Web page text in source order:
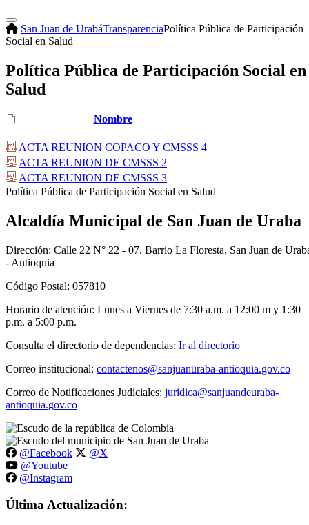
San Juan de UrabáTransparenciaPolítica Pública de Participación
Social en Salud
Política Pública de Participación Social en
Salud
Nombre
ACTA REUNION COPACO Y CMSSS 4
ACTA REUNION DE CMSSS 2
ACTA REUNION DE CMSSS 3
​Política Pública de Participación Social en Salud
Alcaldía Municipal de San Juan de Uraba
Dirección: Calle 22 N° 22 - 07, Barrio La Floresta, San Juan de
- Antioquia
Código Postal: 057810
Horario de atención: Lunes a Viernes de 7:30 a.m. a 12:00 m y 1:30
p.m. a 5:00 p.m.
Consulta el directorio de dependencias: Ir al directorio
Correo institucional: contactenos@sanjuanuraba-antioquia.gov.co
Correo de Notificaciones Judiciales: juridica@sanjuandeuraba-
antioquia.gov.co
@Facebook
@X
@Youtube
@Instagram
Última Actualización: